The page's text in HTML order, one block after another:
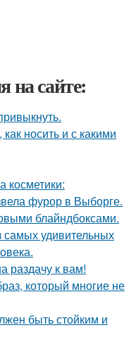
на сайте:
носить и с какими
косметики:
фурор в Выборге.
блайндбоксами.
удивительных
раздачу к вам!
который многие не
быть стойким и